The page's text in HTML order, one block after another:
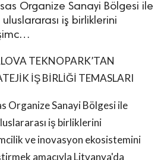
Organize Sanayi Bölgesi ile
iş birliklerini
TEKNOPARK’TAN
İŞ BİRLİĞİ TEMASLARI
Organize Sanayi Bölgesi ile
iş birliklerini
ve inovasyon ekosistemini
amacıyla Litvanya'da